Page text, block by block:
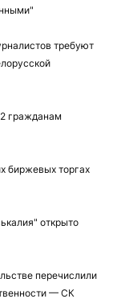
требуют
гражданам
биржевых торгах
открыто
перечислили
— СК